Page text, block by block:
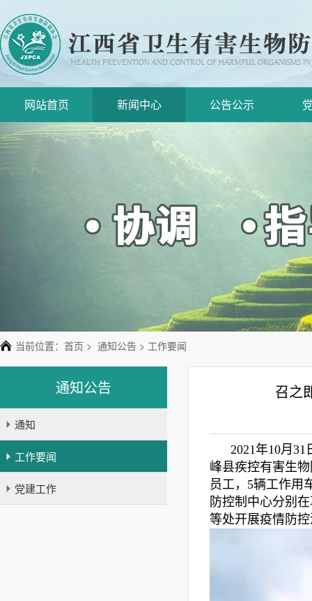
网站首页 新闻中心 公告公示
当前位置： 首页 > 通知公告 > 工作要闻
通知公告
通知
工作要闻
党建工作
召之
2021年10月
峰县疾控有害生
员工，5辆工作用
防控制中心分别
等处开展疫情防